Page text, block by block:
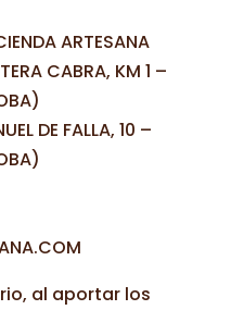
ARTESANA
CABRA, KM 1 –
DE FALLA, 10 –
al aportar los